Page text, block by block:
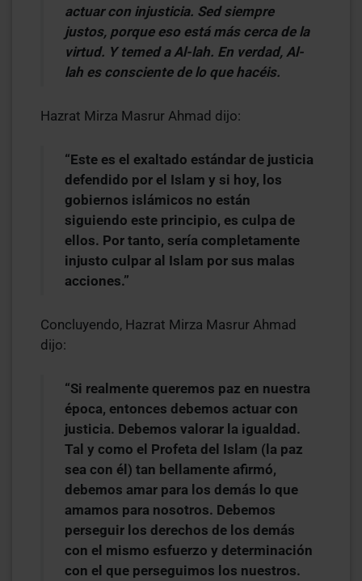
actuar con injusticia. Sed siempre
justos, porque eso está más cerca de la
virtud. Y temed a Al-lah. En verdad, Al-
lah es consciente de lo que hacéis.
Hazrat Mirza Masrur Ahmad dijo:
“Este es el exaltado estándar de justicia
defendido por el Islam y si hoy, los
gobiernos islámicos no están
siguiendo este principio, es culpa de
ellos. Por tanto, sería completamente
injusto culpar al Islam por sus malas
acciones.”
Concluyendo, Hazrat Mirza Masrur Ahmad
dijo:
“Si realmente queremos paz en nuestra
época, entonces debemos actuar con
justicia. Debemos valorar la igualdad.
Tal y como el Profeta del Islam (la paz
sea con él) tan bellamente afirmó,
debemos amar para los demás lo que
amamos para nosotros. Debemos
perseguir los derechos de los demás
con el mismo esfuerzo y determinación
con el que perseguimos los nuestros.